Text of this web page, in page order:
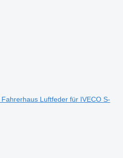
Fahrerhaus Luftfeder für IVECO S-